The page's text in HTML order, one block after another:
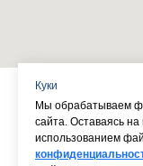
Куки
Мы обрабатываем
сайта. Оставаясь
использованием